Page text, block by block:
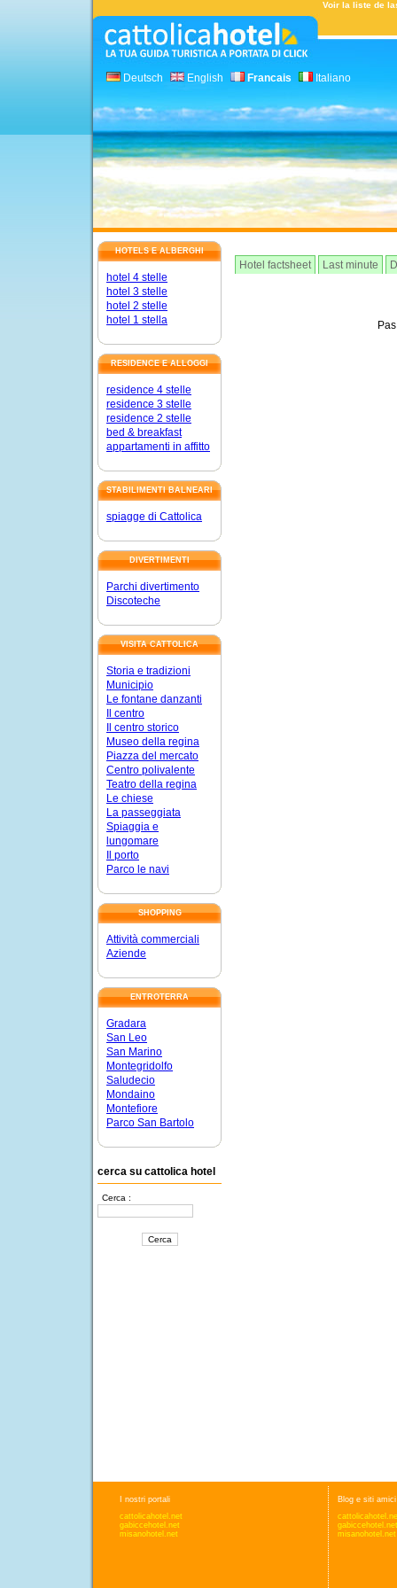
Voir la liste de
Deutsch English Francais Italiano
HOTELS E ALBERGHI
hotel 4 stelle
hotel 3 stelle
hotel 2 stelle
hotel 1 stella
RESIDENCE E ALLOGGI
residence 4 stelle
residence 3 stelle
residence 2 stelle
bed & breakfast
appartamenti in affitto
STABILIMENTI BALNEARI
spiagge di Cattolica
DIVERTIMENTI
Parchi divertimento
Discoteche
VISITA CATTOLICA
Storia e tradizioni
Municipio
Le fontane danzanti
Il centro
Il centro storico
Museo della regina
Piazza del mercato
Centro polivalente
Teatro della regina
Le chiese
La passeggiata
Spiaggia e
lungomare
Il porto
Parco le navi
SHOPPING
Attività commerciali
Aziende
ENTROTERRA
Gradara
San Leo
San Marino
Montegridolfo
Saludecio
Mondaino
Montefiore
Parco San Bartolo
cerca su cattolica hotel
Cerca :
Hotel factsheet Last minute
I nostri portali
cattolicahotel.net
gabiccehotel.net
misanohotel.net
Blog e siti amici
gabiccehotel.net
misanohotel.net